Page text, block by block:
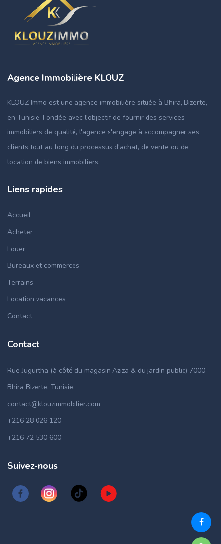
Agence Immobilière KLOUZ
KLOUZ Immo est une agence immobilière située à Bhira, Bizerte,
en Tunisie. Fondée avec l'objectif de fournir des services
immobiliers de qualité, l'agence s'engage à accompagner ses
clients tout au long du processus d'achat, de vente ou de
location de biens immobiliers.
Liens rapides
Accueil
Acheter
Louer
Bureaux et commerces
Terrains
Location vacances
Contact
Contact
Rue Jugurtha (à côté du magasin Aziza & du jardin public) 7000
Bhira Bizerte, Tunisie.
contact@klouzimmobilier.com
+216 28 026 120
+216 72 530 600
Suivez-nous